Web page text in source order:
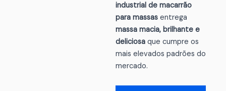
industrial de macarrão
para massasentrega
massa macia, brilhante e
deliciosaque cumpre os
mais elevados padrões do
mercado.